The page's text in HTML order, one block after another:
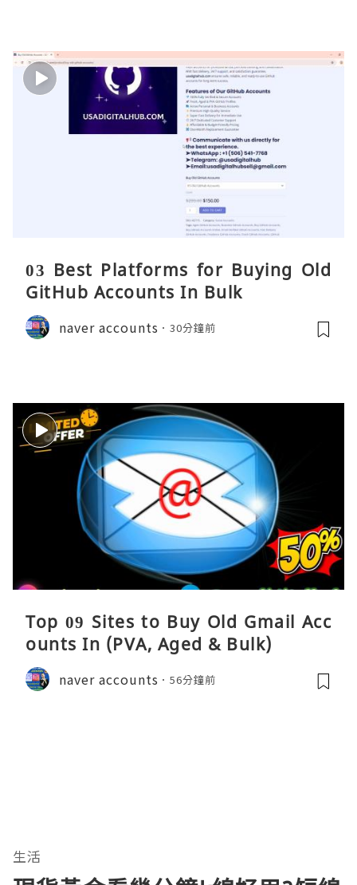
03 Best Platforms for Buying Old
GitHub Accounts In Bulk
naver accounts 30分鐘前
Top 09 Sites to Buy Old Gmail Acc
ounts In (PVA, Aged & Bulk)
naver accounts 56分鐘前
生活